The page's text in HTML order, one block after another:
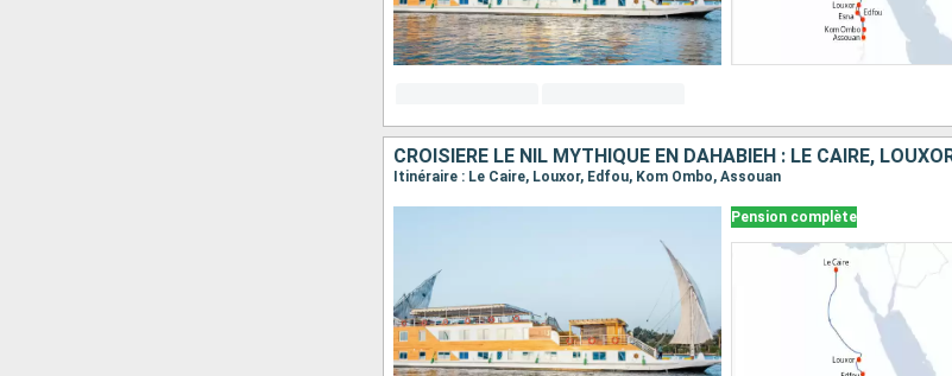
CROISIÈRE LE NIL MYTHIQUE EN DAHABIEH : LE CAIRE,
Itinéraire : Le Caire, Louxor, Edfou, Kom Ombo, Assouan
Pension complète